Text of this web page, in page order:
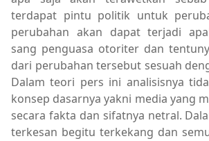
terdapat pintu politik untuk
perubahan akan dapat terjadi
sang penguasa otoriter dan
dari perubahan tersebut sesuah
Dalam teori pers ini analisisnya
konsep dasarnya yakni media yang
secara fakta dan sifatnya netral.
terkesan begitu terkekang dan